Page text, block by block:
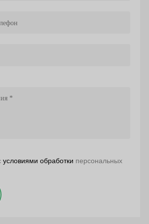
условиями обработки персональных